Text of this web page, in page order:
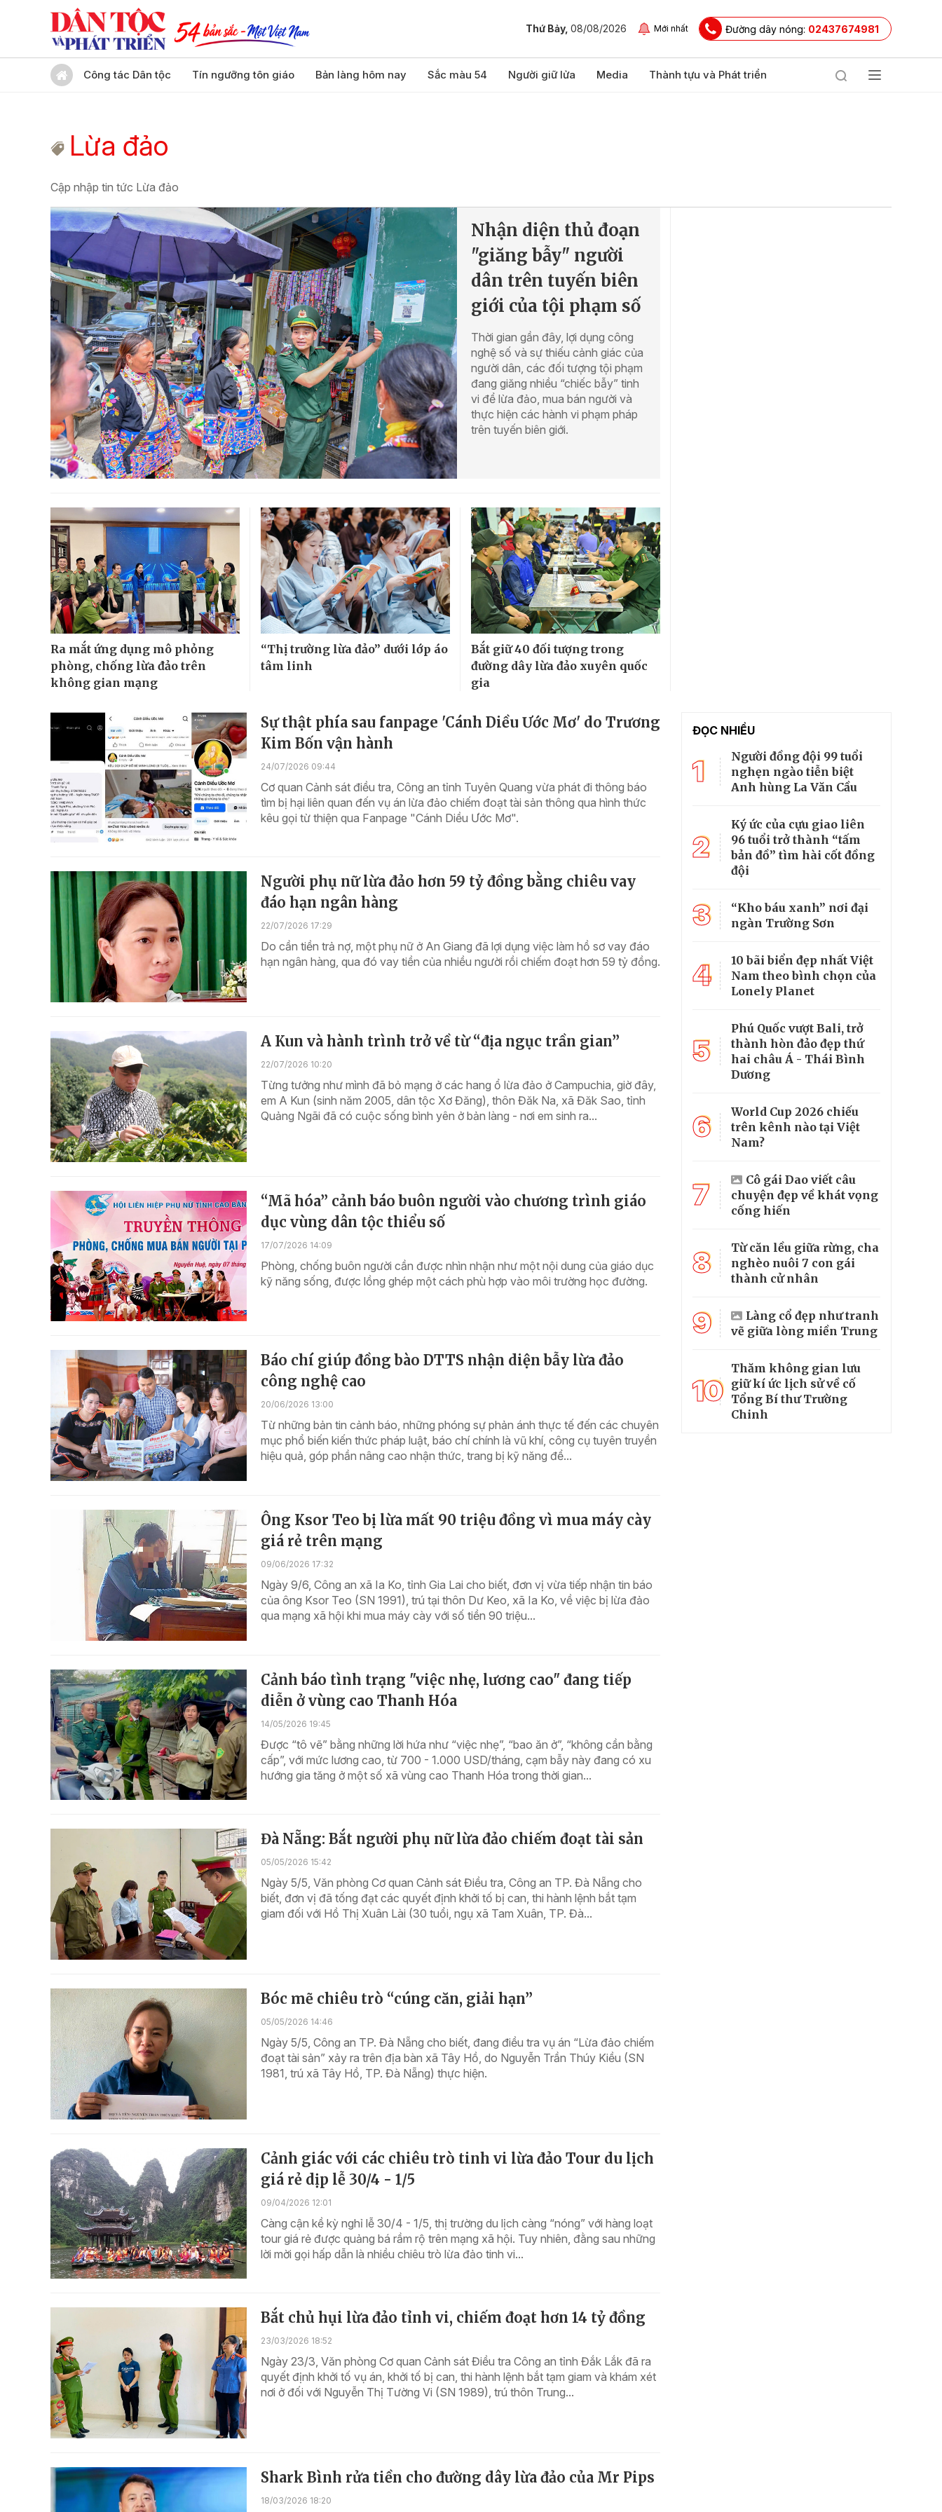
Thứ Bảy, 08/08/2026 Mới nhất Đường dây nóng: 02437674981
Công tác Dân tộc Tín ngưỡng tôn giáo Bản làng hôm nay Sắc màu 54 Người giữ lửa Media Thành tựu và Phát triển
Lừa đảo
Cập nhập tin tức Lừa đảo
Nhận diện thủ đoạn
"giăng bẫy" người
dân trên tuyến biên
giới của tội phạm số
Thời gian gần đây, lợi dụng công
nghệ số và sự thiếu cảnh giác của
người dân, các đối tượng tội phạm
đang giăng nhiều “chiếc bẫy” tinh
vi để lừa đảo, mua bán người và
thực hiện các hành vi phạm pháp
trên tuyến biên giới.
Ra mắt ứng dụng mô phỏng
phòng, chống lừa đảo trên
không gian mạng
“Thị trường lừa đảo” dưới lớp áo
tâm linh
Bắt giữ 40 đối tượng trong
đường dây lừa đảo xuyên quốc
gia
Sự thật phía sau fanpage 'Cánh Diều Ước Mơ' do Trương
Kim Bốn vận hành
24/07/2026 09:44
Cơ quan Cảnh sát điều tra, Công an tỉnh Tuyên Quang vừa phát đi thông báo
tìm bị hại liên quan đến vụ án lừa đảo chiếm đoạt tài sản thông qua hình thức
kêu gọi từ thiện qua Fanpage "Cánh Diều Ước Mơ".
Người phụ nữ lừa đảo hơn 59 tỷ đồng bằng chiêu vay
đáo hạn ngân hàng
22/07/2026 17:29
Do cần tiền trả nợ, một phụ nữ ở An Giang đã lợi dụng việc làm hồ sơ vay đáo
hạn ngân hàng, qua đó vay tiền của nhiều người rồi chiếm đoạt hơn 59 tỷ đồng.
A Kun và hành trình trở về từ “địa ngục trần gian”
22/07/2026 10:20
Từng tưởng như mình đã bỏ mạng ở các hang ổ lừa đảo ở Campuchia, giờ đây,
em A Kun (sinh năm 2005, dân tộc Xơ Đăng), thôn Đăk Na, xã Đăk Sao, tỉnh
Quảng Ngãi đã có cuộc sống bình yên ở bản làng - nơi em sinh ra...
“Mã hóa” cảnh báo buôn người vào chương trình giáo
dục vùng dân tộc thiểu số
17/07/2026 14:09
Phòng, chống buôn người cần được nhìn nhận như một nội dung của giáo dục
kỹ năng sống, được lồng ghép một cách phù hợp vào môi trường học đường.
Báo chí giúp đồng bào DTTS nhận diện bẫy lừa đảo
công nghệ cao
20/06/2026 13:00
Từ những bản tin cảnh báo, những phóng sự phản ánh thực tế đến các chuyên
mục phổ biến kiến thức pháp luật, báo chí chính là vũ khí, công cụ tuyên truyền
hiệu quả, góp phần nâng cao nhận thức, trang bị kỹ năng để...
Ông Ksor Teo bị lừa mất 90 triệu đồng vì mua máy cày
giá rẻ trên mạng
09/06/2026 17:32
Ngày 9/6, Công an xã Ia Ko, tỉnh Gia Lai cho biết, đơn vị vừa tiếp nhận tin báo
của ông Ksor Teo (SN 1991), trú tại thôn Dư Keo, xã Ia Ko, về việc bị lừa đảo
qua mạng xã hội khi mua máy cày với số tiền 90 triệu...
Cảnh báo tình trạng "việc nhẹ, lương cao" đang tiếp
diễn ở vùng cao Thanh Hóa
14/05/2026 19:45
Được “tô vẽ” bằng những lời hứa như “việc nhẹ”, “bao ăn ở”, “không cần bằng
cấp”, với mức lương cao, từ 700 - 1.000 USD/tháng, cạm bẫy này đang có xu
hướng gia tăng ở một số xã vùng cao Thanh Hóa trong thời gian...
Đà Nẵng: Bắt người phụ nữ lừa đảo chiếm đoạt tài sản
05/05/2026 15:42
Ngày 5/5, Văn phòng Cơ quan Cảnh sát Điều tra, Công an TP. Đà Nẵng cho
biết, đơn vị đã tống đạt các quyết định khởi tố bị can, thi hành lệnh bắt tạm
giam đối với Hồ Thị Xuân Lài (30 tuổi, ngụ xã Tam Xuân, TP. Đà...
Bóc mẽ chiêu trò “cúng căn, giải hạn”
05/05/2026 14:46
Ngày 5/5, Công an TP. Đà Nẵng cho biết, đang điều tra vụ án “Lừa đảo chiếm
đoạt tài sản” xảy ra trên địa bàn xã Tây Hồ, do Nguyễn Trần Thúy Kiều (SN
1981, trú xã Tây Hồ, TP. Đà Nẵng) thực hiện.
Cảnh giác với các chiêu trò tinh vi lừa đảo Tour du lịch
giá rẻ dịp lễ 30/4 - 1/5
09/04/2026 12:01
Càng cận kề kỳ nghỉ lễ 30/4 - 1/5, thị trường du lịch càng “nóng” với hàng loạt
tour giá rẻ được quảng bá rầm rộ trên mạng xã hội. Tuy nhiên, đằng sau những
lời mời gọi hấp dẫn là nhiều chiêu trò lừa đảo tinh vi...
Bắt chủ hụi lừa đảo tỉnh vi, chiếm đoạt hơn 14 tỷ đồng
23/03/2026 18:52
Ngày 23/3, Văn phòng Cơ quan Cảnh sát Điều tra Công an tỉnh Đắk Lắk đã ra
quyết định khởi tố vụ án, khởi tố bị can, thi hành lệnh bắt tạm giam và khám xét
nơi ở đối với Nguyễn Thị Tường Vi (SN 1989), trú thôn Trung...
Shark Bình rửa tiền cho đường dây lừa đảo của Mr Pips
18/03/2026 18:20
ĐỌC NHIỀU
1
Người đồng đội 99 tuổi
nghẹn ngào tiễn biệt
Anh hùng La Văn Cầu
2
Ký ức của cựu giao liên
96 tuổi trở thành “tấm
bản đồ” tìm hài cốt đồng
đội
3
“Kho báu xanh” nơi đại
ngàn Trường Sơn
4
10 bãi biển đẹp nhất Việt
Nam theo bình chọn của
Lonely Planet
5
Phú Quốc vượt Bali, trở
thành hòn đảo đẹp thứ
hai châu Á - Thái Bình
Dương
6
World Cup 2026 chiếu
trên kênh nào tại Việt
Nam?
7
Cô gái Dao viết câu
chuyện đẹp về khát vọng
cống hiến
8
Từ căn lều giữa rừng, cha
nghèo nuôi 7 con gái
thành cử nhân
9
Làng cổ đẹp như tranh
vẽ giữa lòng miền Trung
10
Thăm không gian lưu
giữ kí ức lịch sử về cố
Tổng Bí thư Trường
Chinh